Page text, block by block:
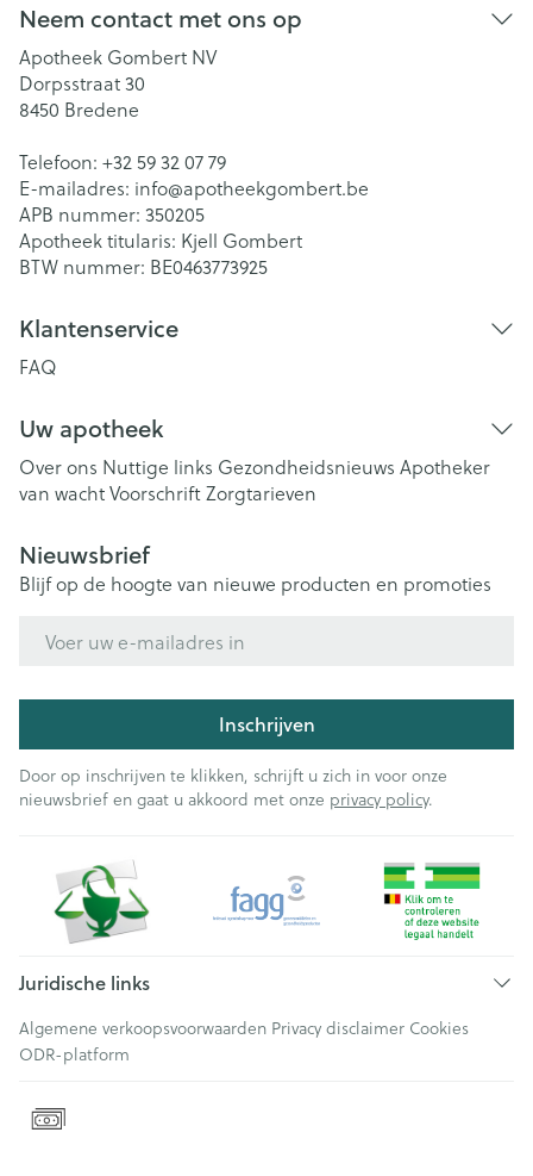
Neem contact met ons op
Apotheek Gombert NV
Dorpsstraat 30
8450 Bredene
Telefoon: +32 59 32 07 79
E-mailadres: info@apotheekgombert.be
APB nummer: 350205
Apotheek titularis: Kjell Gombert
BTW nummer: BE0463773925
Klantenservice
FAQ
Uw apotheek
Over ons Nuttige links Gezondheidsnieuws Apotheker
van wachtVoorschriftZorgtarieven
Nieuwsbrief
Blijf op de hoogte van nieuwe producten en promoties
Inschrijven
Door op inschrijven te klikken, schrijft u zich in voor onze
nieuwsbrief en gaat u akkoord met onze privacy policy.
Juridische links
Algemene verkoopsvoorwaarden Privacy disclaimer Cookies
ODR-platform